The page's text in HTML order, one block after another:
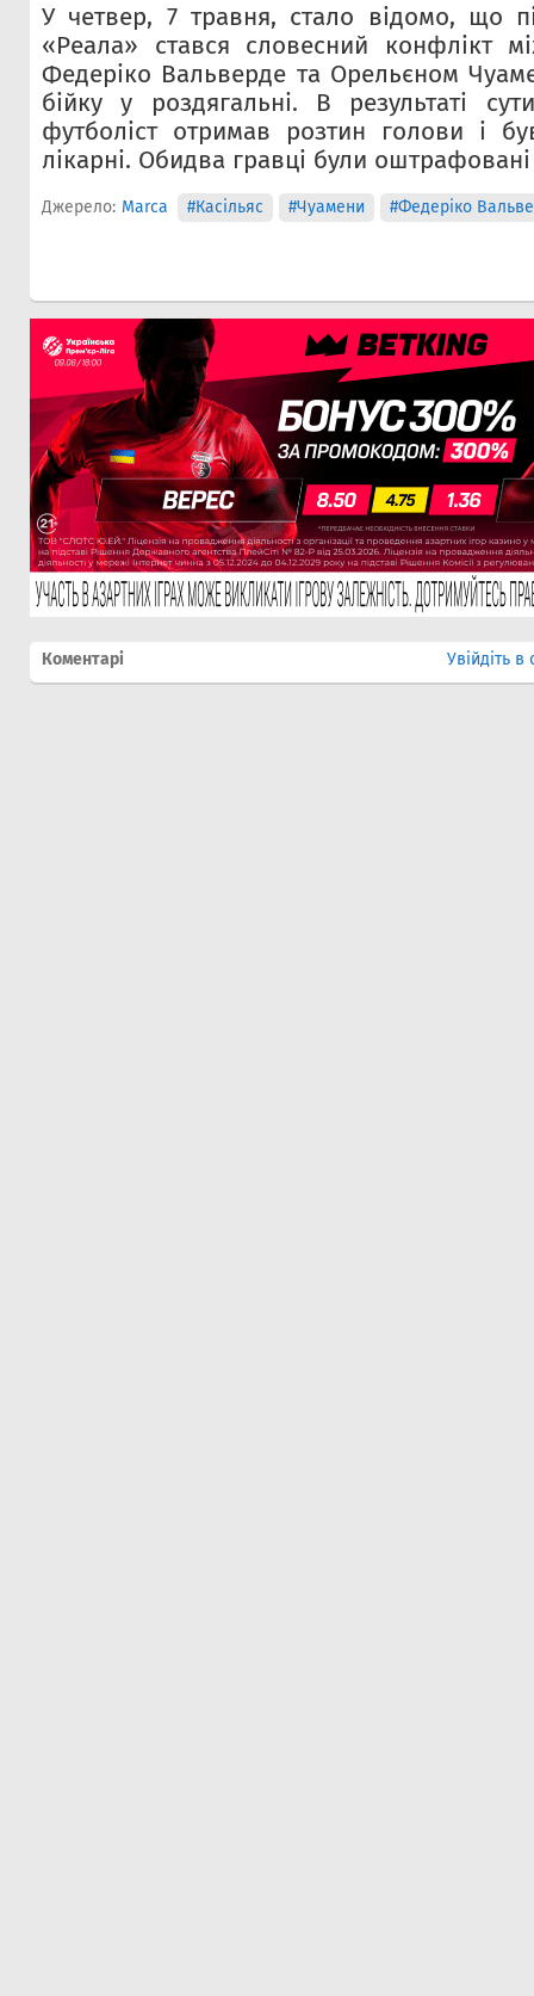
У четвер, 7 травня, стало відомо, що
«Реала» стався словесний конфлікт
Федеріко Вальверде та Орельєном
бійку у роздягальні. В результаті
футболіст отримав розтин голови і
лікарні. Обидва гравці були
Джерело: Marca #Касільяс #Чуамени #Федеріко
Коментарі Увійдіть в